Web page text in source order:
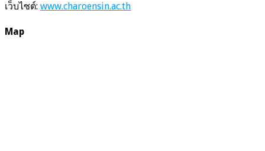
เว็บไซต์: www.charoensin.ac.th
Map